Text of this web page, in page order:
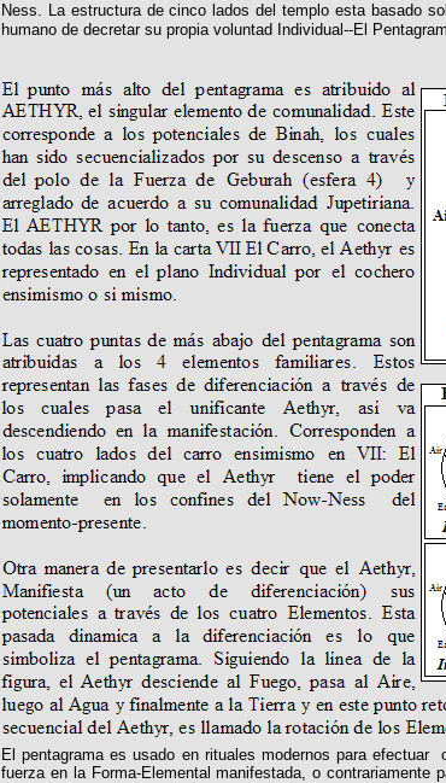
Ness. La estructura de cinco lados del templo esta basado
humano de decretar su propia voluntad Individual--El
El pentagrama es usado en rituales modernos para efectuar
fuerza en la Forma-Elemental manifestada, o contrariamente